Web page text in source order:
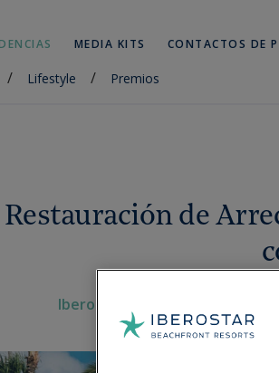
MEDIA KITS CONTACTOS DE
/ Lifestyle / Premios
Restauración de
Iberostar,